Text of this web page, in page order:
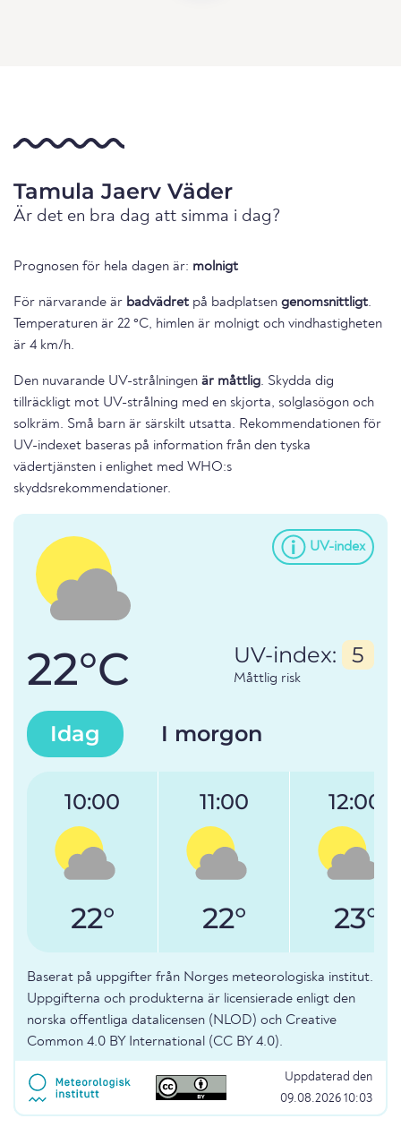
Tamula Jaerv Väder
Är det en bra dag att simma i dag?
Prognosen för hela dagen är: molnigt
För närvarande är badvädret på badplatsen genomsnittligt.
Temperaturen är 22 °C, himlen är molnigt och vindhastigheten
är 4 km/h.
Den nuvarande UV-strålningen är måttlig. Skydda dig
tillräckligt mot UV-strålning med en skjorta, solglasögon och
solkräm. Små barn är särskilt utsatta. Rekommendationen för
UV-indexet baseras på information från den tyska
vädertjänsten i enlighet med WHO:s
skyddsrekommendationer.
UV-index
22°C UV-index: 5
Måttlig risk
Idag I morgon
10:00
22°
11:00
22°
12:00
23°
Baserat på uppgifter från Norges meteorologiska institut.
Uppgifterna och produkterna är licensierade enligt den
norska offentliga datalicensen (NLOD) och Creative
Common 4.0 BY International (CC BY 4.0).
Uppdaterad den
09.08.2026 10:03